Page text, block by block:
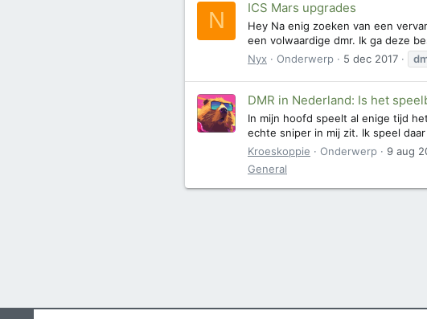
N ICS Mars upgrades
Hey Na enig zoeken van een
een volwaardige dmr. Ik ga deze
Nyx
Onderwerp 5 dec 2017
DMR in Nederland: Is het
In mijn hoofd speelt al enige tijd
echte sniper in mij zit. Ik speel
Kroeskoppie
Onderwerp 9 aug
General